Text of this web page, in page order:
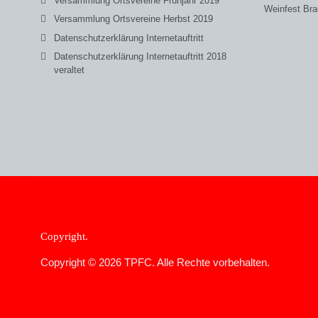
Versammlung Ortsvereine Herbst 2019
Datenschutzerklärung Internetauftritt
Datenschutzerklärung Internetauftritt 2018
veraltet
Weinfest
Copyright
Copyright © 2026 TPFC. Alle Rechte vorbehalten.